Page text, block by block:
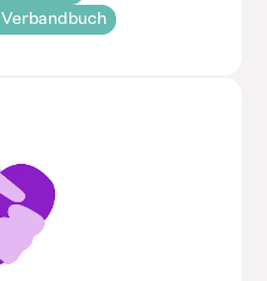
Verbandbuch